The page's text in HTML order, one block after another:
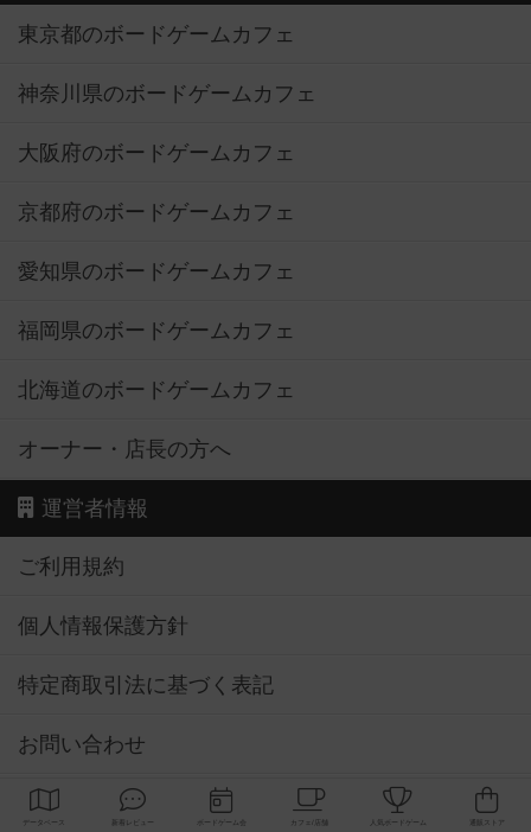
東京都のボードゲームカフェ
神奈川県のボードゲームカフェ
大阪府のボードゲームカフェ
京都府のボードゲームカフェ
愛知県のボードゲームカフェ
福岡県のボードゲームカフェ
北海道のボードゲームカフェ
オーナー・店長の方へ
運営者情報
ご利用規約
個人情報保護方針
特定商取引法に基づく表記
お問い合わせ
公式X